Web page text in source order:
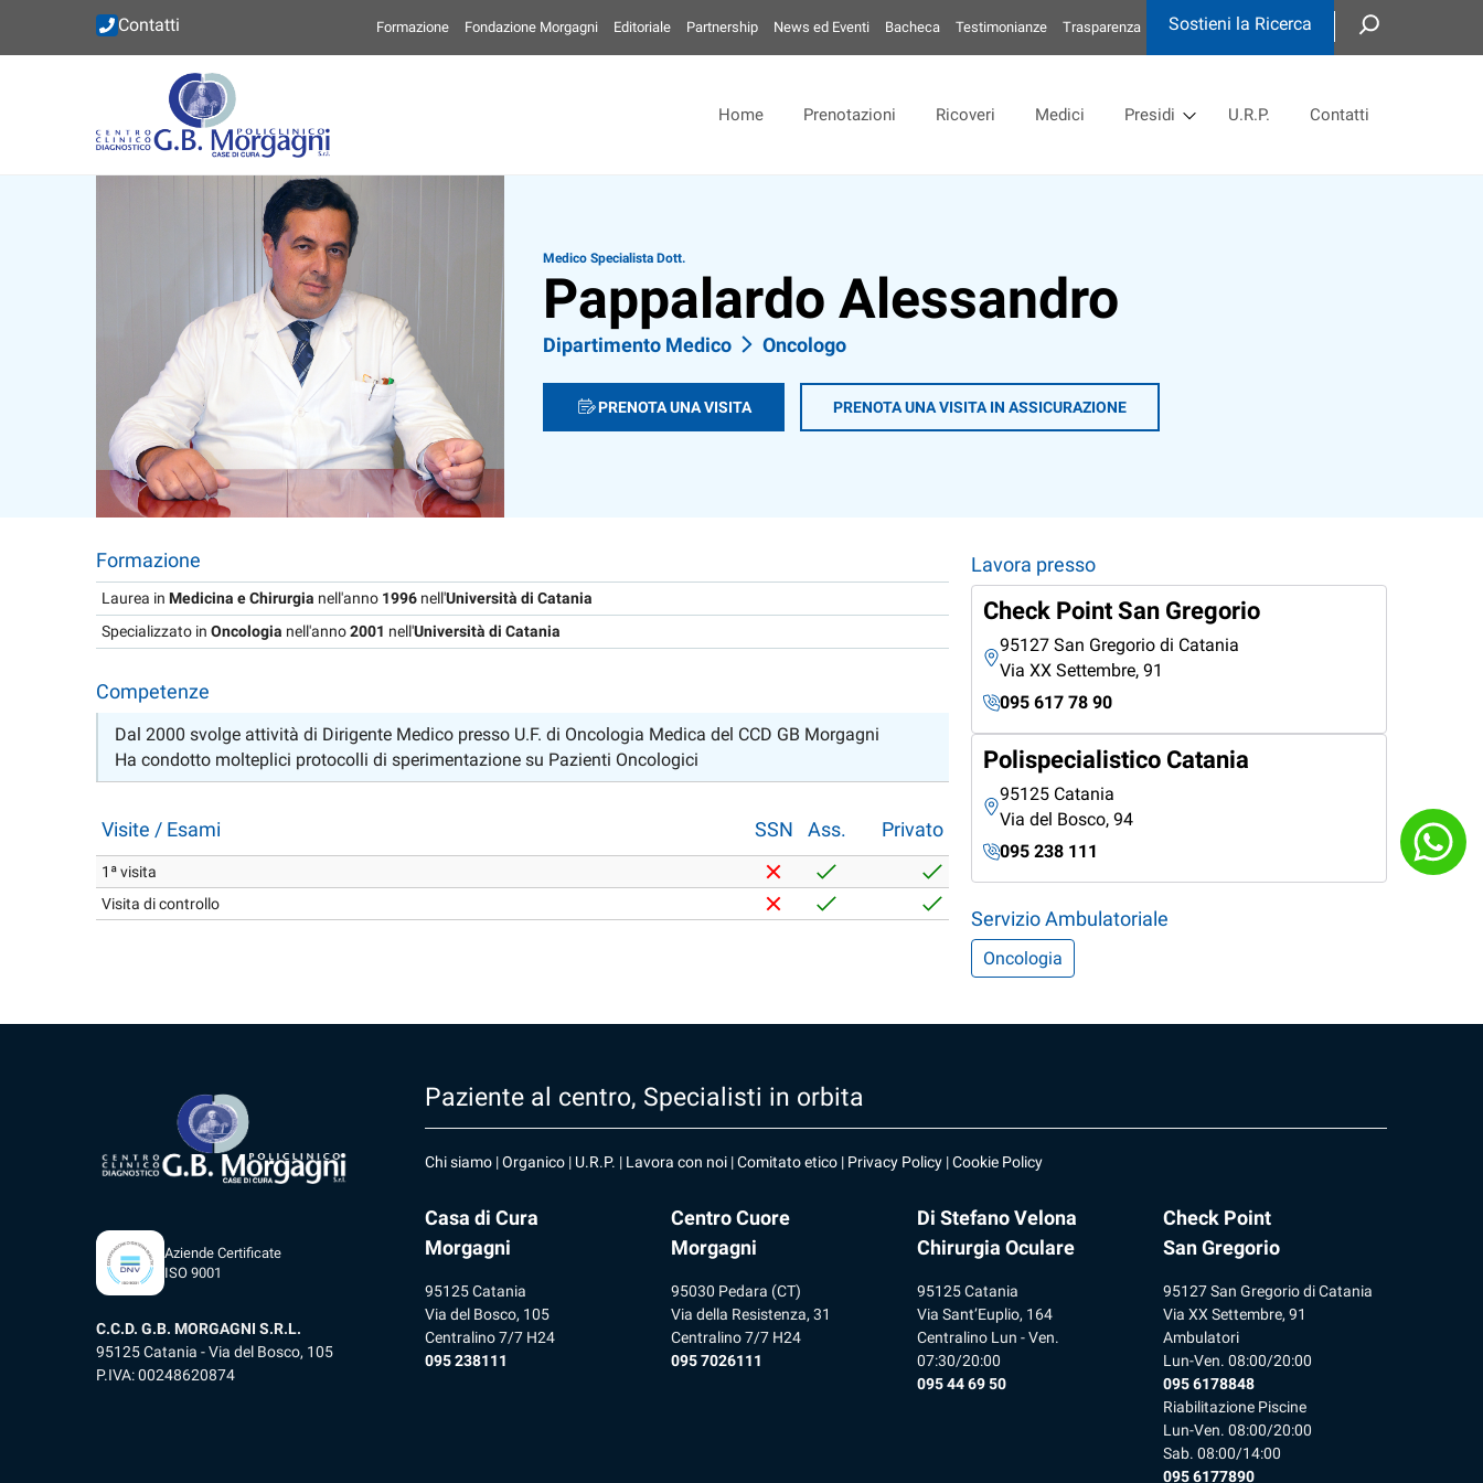
Contatti Formazione Fondazione Morgagni Editoriale Partnership News ed Eventi Bacheca Testimonianze Trasparenza Sostieni la Ricerca
Home Prenotazioni Ricoveri Medici Presidi U.R.P. Contatti
Medico Specialista Dott.
Pappalardo Alessandro
Dipartimento Medico Oncologo
PRENOTA UNA VISITA PRENOTA UNA VISITA IN ASSICURAZIONE
Formazione
Laurea in Medicina e Chirurgia nell'anno 1996 nell'Università di Catania
Specializzato in Oncologia nell'anno2001 nell'Università di Catania
Competenze
Dal 2000 svolge attività di Dirigente Medico presso U.F. di Oncologia Medica del CCD GB Morgagni
Ha condotto molteplici protocolli di sperimentazione su Pazienti Oncologici
Visite / Esami SSN Ass. Privato
1ª visita
Visita di controllo
Lavora presso
Check Point San Gregorio
95127 San Gregorio di Catania
Via XX Settembre, 91
095 617 78 90
Polispecialistico Catania
95125 Catania
Via del Bosco, 94
095 238 111
Servizio Ambulatoriale
Oncologia
Aziende Certificate
ISO 9001
C.C.D. G.B. MORGAGNI S.R.L.
95125 Catania - Via del Bosco, 105
P.IVA: 00248620874
Paziente al centro, Specialisti in orbita
Chi siamo|Organico| U.R.P. | Lavora con noi|Comitato etico| Privacy Policy|Cookie Policy
Casa di Cura
Morgagni
95125 Catania
Via del Bosco, 105
Centralino 7/7 H24
095 238111
Centro Cuore
Morgagni
95030 Pedara (CT)
Via della Resistenza, 31
Centralino 7/7 H24
095 7026111
Di Stefano Velona
Chirurgia Oculare
95125 Catania
Via Sant’Euplio, 164
Centralino Lun - Ven.
07:30/20:00
095 44 69 50
Check Point
San Gregorio
95127 San Gregorio di Catania
Via XX Settembre, 91
Ambulatori
Lun-Ven. 08:00/20:00
095 6178848
Riabilitazione Piscine
Lun-Ven. 08:00/20:00
Sab. 08:00/14:00
095 6177890